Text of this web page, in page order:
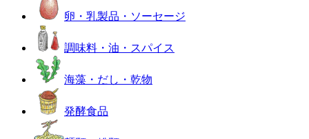
卵・乳製品・ソーセージ
調味料・油・スパイス
海藻・だし・乾物
発酵食品